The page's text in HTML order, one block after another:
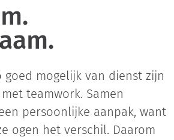
goed mogelijk van dienst zijn
teamwork. Samen
persoonlijke aanpak, want
ogen het verschil. Daarom